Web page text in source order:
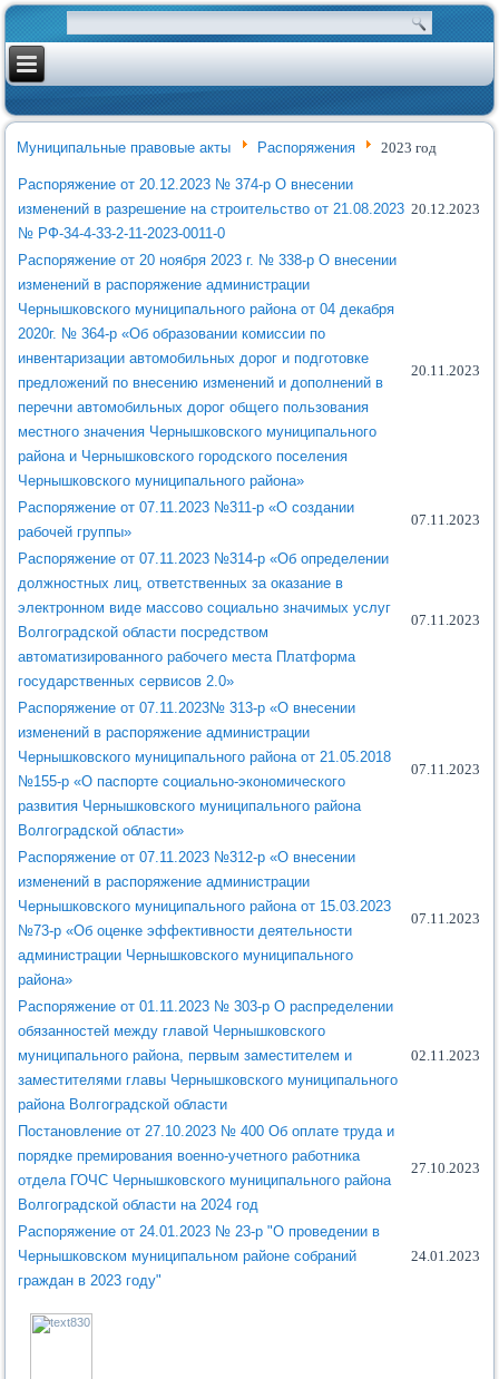
Муниципальные правовые акты Распоряжения 2023 год
Распоряжение от 20.12.2023 № 374-р О внесении
изменений в разрешение на строительство от 21.08.2023
№ РФ-34-4-33-2-11-2023-0011-0
20.12.2023
Распоряжение от 20 ноября 2023 г. № 338-р О внесении
изменений в распоряжение администрации
Чернышковского муниципального района от 04 декабря
2020г. № 364-р «Об образовании комиссии по
инвентаризации автомобильных дорог и подготовке
предложений по внесению изменений и дополнений в
перечни автомобильных дорог общего пользования
местного значения Чернышковского муниципального
района и Чернышковского городского поселения
Чернышковского муниципального района»
20.11.2023
Распоряжение от 07.11.2023 №311-р «О создании
рабочей группы»
07.11.2023
Распоряжение от 07.11.2023 №314-р «Об определении
должностных лиц, ответственных за оказание в
электронном виде массово социально значимых услуг
Волгоградской области посредством
автоматизированного рабочего места Платформа
государственных сервисов 2.0»
07.11.2023
Распоряжение от 07.11.2023№ 313-р «О внесении
изменений в распоряжение администрации
Чернышковского муниципального района от 21.05.2018
№155-р «О паспорте социально-экономического
развития Чернышковского муниципального района
Волгоградской области»
07.11.2023
Распоряжение от 07.11.2023 №312-р «О внесении
изменений в распоряжение администрации
Чернышковского муниципального района от 15.03.2023
№73-р «Об оценке эффективности деятельности
администрации Чернышковского муниципального
района»
07.11.2023
Распоряжение от 01.11.2023 № 303-р О распределении
обязанностей между главой Чернышковского
муниципального района, первым заместителем и
заместителями главы Чернышковского муниципального
района Волгоградской области
02.11.2023
Постановление от 27.10.2023 № 400 Об оплате труда и
порядке премирования военно-учетного работника
отдела ГОЧС Чернышковского муниципального района
Волгоградской области на 2024 год
27.10.2023
Распоряжение от 24.01.2023 № 23-р "О проведении в
Чернышковском муниципальном районе собраний
граждан в 2023 году"
24.01.2023